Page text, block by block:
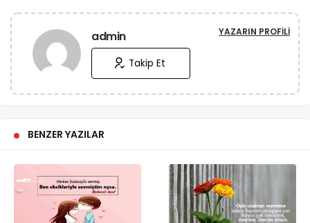
admin YAZARIN PROFILI
Takip Et
BENZER YAZILAR